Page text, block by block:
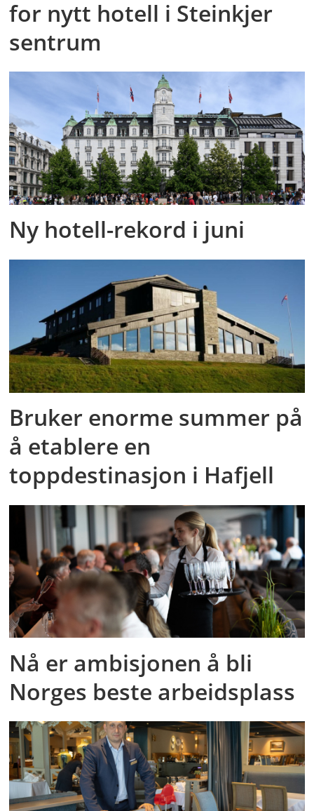
for nytt hotell i Steinkjer
sentrum
Ny hotell-rekord i juni
Bruker enorme summer på
å etablere en
toppdestinasjon i Hafjell
Nå er ambisjonen å bli
Norges beste arbeidsplass